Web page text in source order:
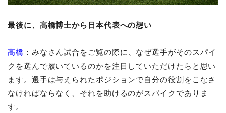
最後に、高橋博士から日本代表への想い
高橋 ：みなさん試合をご覧の際に、なぜ選手がそのスパイ
クを選んで履いているのかを注目していただけたらと思い
ます。選手は与えられたポジションで自分の役割をこなさ
なければならなく、それを助けるのがスパイクでありま
す。